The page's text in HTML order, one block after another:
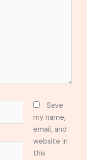
Save
my name,
email, and
website in
this